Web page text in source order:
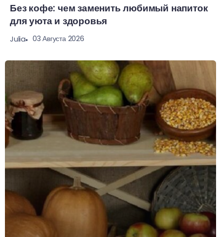
Без кофе: чем заменить любимый напиток
для уюта и здоровья
Julia 03 Августа 2026